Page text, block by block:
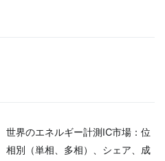
世界のエネルギー計測IC市場：位
相別（単相、多相）、シェア、成